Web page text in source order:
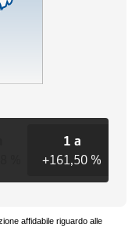
1 a
+161,50 %
affidabile riguardo alle